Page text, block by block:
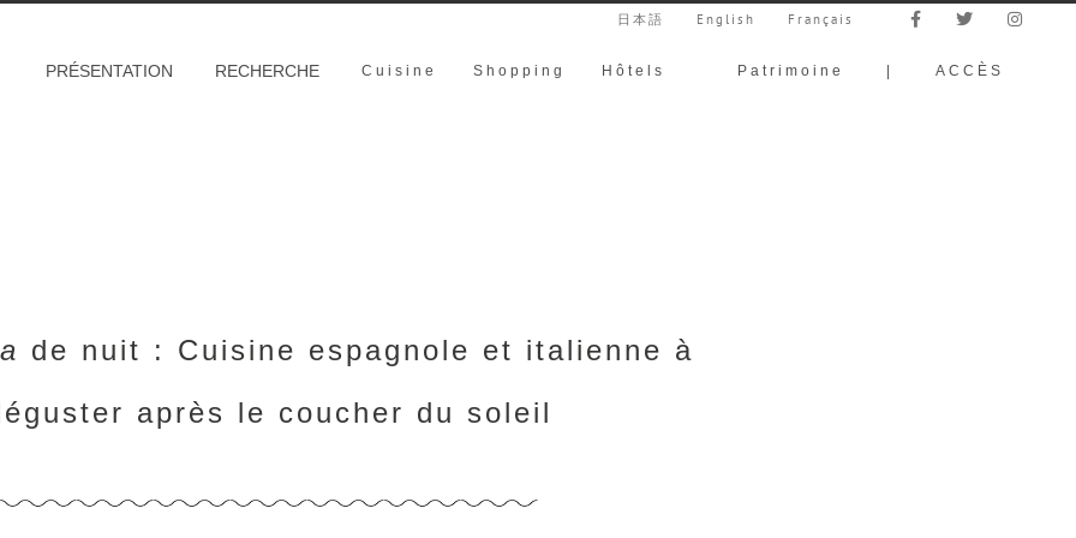
日本語 English Français
PRÉSENTATION RECHERCHE Cuisine Shopping Hôtels Patrimoine ACCÈS
de nuit : Cuisine espagnole et italienne à
après le coucher du soleil